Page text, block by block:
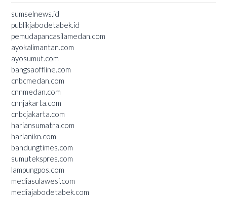
sumselnews.id
publikjabodetabek.id
pemudapancasilamedan.com
ayokalimantan.com
ayosumut.com
bangsaoffline.com
cnbcmedan.com
cnnmedan.com
cnnjakarta.com
cnbcjakarta.com
hariansumatra.com
harianikn.com
bandungtimes.com
sumutekspres.com
lampungpos.com
mediasulawesi.com
mediajabodetabek.com